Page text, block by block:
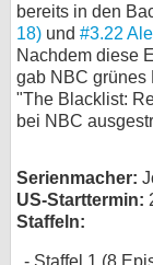
bereits in den
18) und #3.22
Nachdem diese
gab NBC grünes
"The Blacklist:
bei NBC
Serienmacher:
US-Starttermin:
Staffeln:
Staffel 1 (8